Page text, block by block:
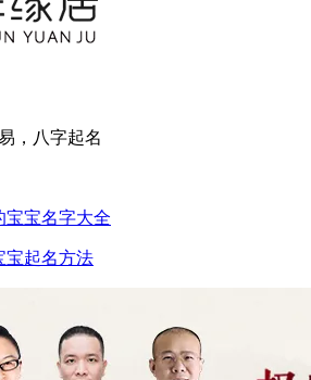
，八字起名
宝宝名字大全
宝起名方法